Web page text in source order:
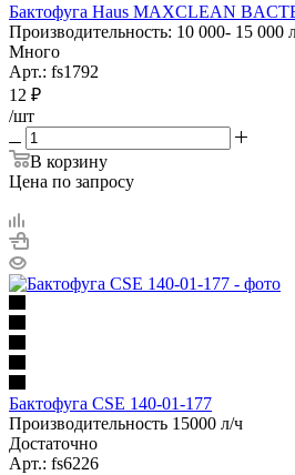
Бактофуга Haus MAXCLEAN
Производительность: 10 000- 15 000
Много
Арт.: fs1792
12 ₽
/шт
В корзину
Цена по запросу
Бактофуга CSE 140-01-177
Производительность 15000 л/ч
Достаточно
Арт.: fs6226